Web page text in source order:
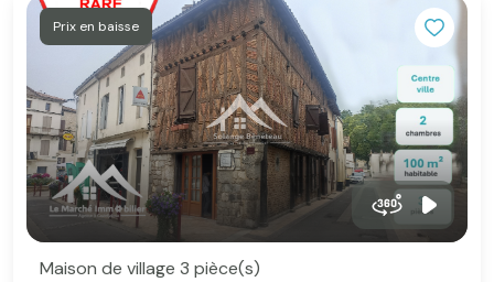
Prix en baisse
Maison de village 3 pièce(s)